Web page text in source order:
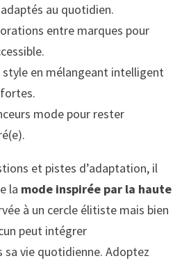
au quotidien.
entre marques pour
style en mélangeant intelligent
mode pour rester
et pistes d’adaptation, il
la mode inspirée par la haute
à un cercle élitiste mais bien
peut intégrer
vie quotidienne. Adoptez